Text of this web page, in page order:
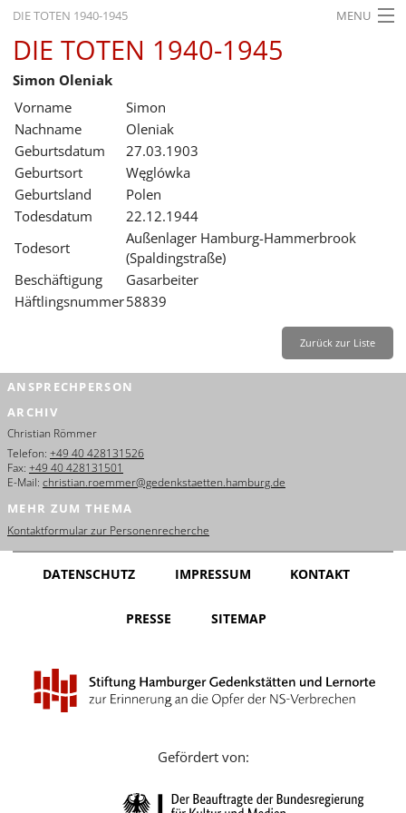
DIE TOTEN 1940-1945 MENU
STARTSEITE
AKTUELLES
AUSSTELLUNGEN
GESCHICHTE
BILDUNG
SERVICE
Deutsch Zurück
Deutsch
Français
Dansk
Español
Italiano
Português
Yкраїнський
Русский
Gebärdensprache
DIE TOTEN 1940-1945
Simon Oleniak
Vorname
Simon
Nachname
Oleniak
Geburtsdatum
27.03.1903
Geburtsort
Węglówka
Geburtsland
Polen
Todesdatum
22.12.1944
Todesort
Außenlager Hamburg-Hammerbrook
(Spaldingstraße)
Beschäftigung
Gasarbeiter
Häftlingsnummer58839
Zurück zur Liste
ANSPRECHPERSON
ARCHIV
Christian Römmer
Telefon: +49 40 428131526
Fax: +49 40 428131501
E-Mail: christian.roemmer@gedenkstaetten.hamburg.de
MEHR ZUM THEMA
Kontaktformular zur Personenrecherche
DATENSCHUTZ IMPRESSUM KONTAKT
PRESSE SITEMAP
Gefördert von: